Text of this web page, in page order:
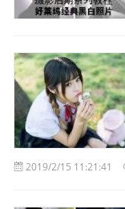
2019/2/15 11:21:41